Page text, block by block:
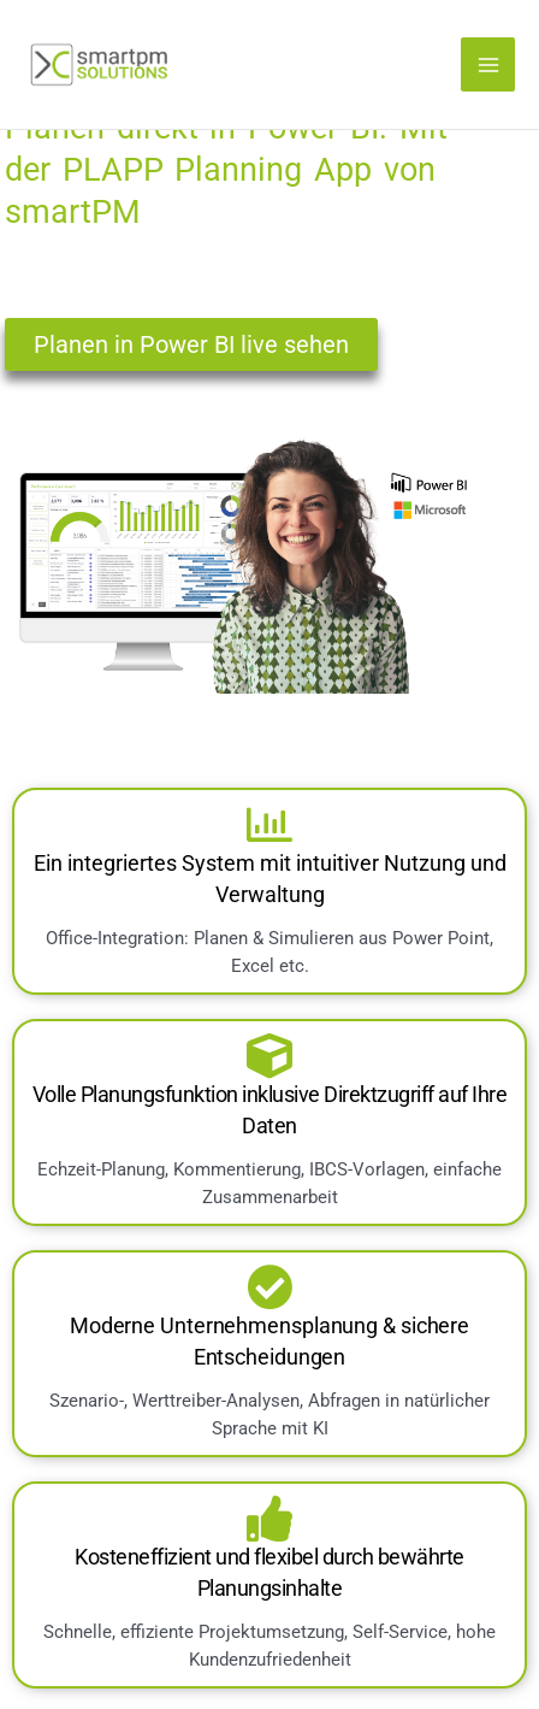
Inhalt
springen
Planen direkt in Power BI: Mit
der PLAPP Planning App von
smartPM
Planen in Power BI live sehen
Ein integriertes System mit intuitiver Nutzung und
Verwaltung
Office-Integration: Planen & Simulieren aus Power Point,
Excel etc.
Volle Planungsfunktion inklusive Direktzugriff auf Ihre
Daten
Echzeit-Planung, Kommentierung, IBCS-Vorlagen, einfache
Zusammenarbeit
Moderne Unternehmensplanung & sichere
Entscheidungen
Szenario-, Werttreiber-Analysen, Abfragen in natürlicher
Sprache mit KI
Kosteneffizient und flexibel durch bewährte
Planungsinhalte
Schnelle, effiziente Projektumsetzung, Self-Service, hohe
Kundenzufriedenheit